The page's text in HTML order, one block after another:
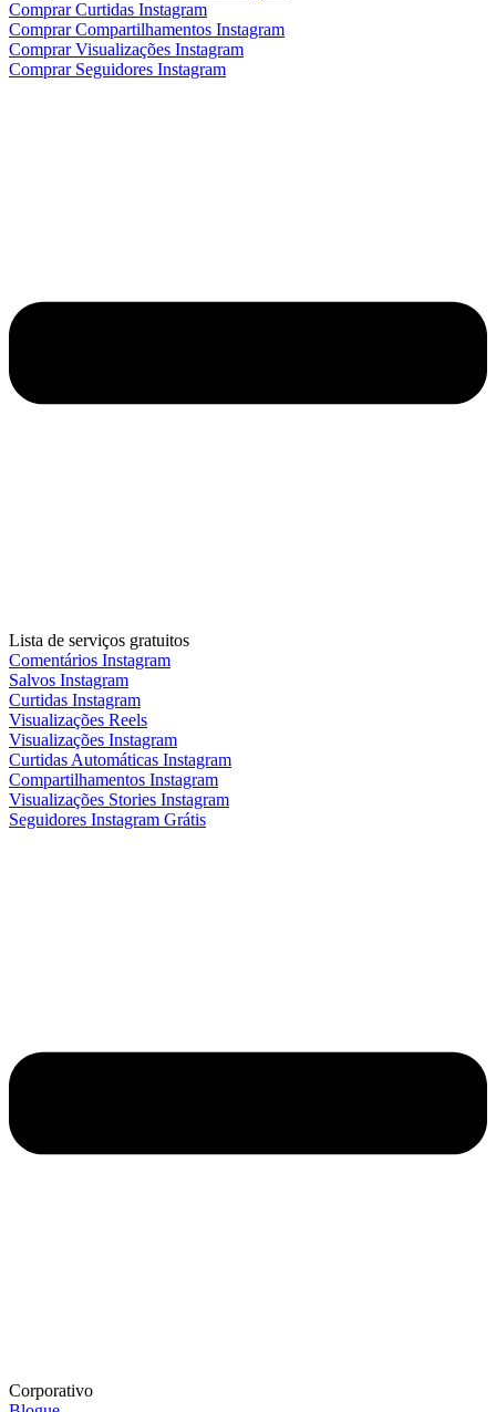
Comprar Curtidas Instagram
Comprar Compartilhamentos Instagram
Comprar Visualizações Instagram
Comprar Seguidores Instagram
Lista de serviços gratuitos
Comentários Instagram
Salvos Instagram
Curtidas Instagram
Visualizações Reels
Visualizações Instagram
Curtidas Automáticas Instagram
Compartilhamentos Instagram
Visualizações Stories Instagram
Seguidores Instagram Grátis
Corporativo